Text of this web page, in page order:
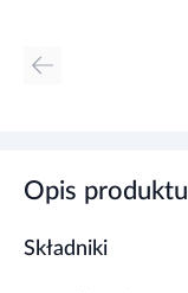
Opis produktu
Składniki